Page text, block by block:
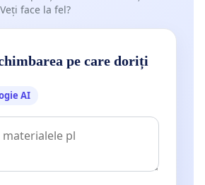
face la fel?
pe care doriți
AI